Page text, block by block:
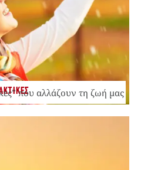
που αλλάζουν τη ζωή μας